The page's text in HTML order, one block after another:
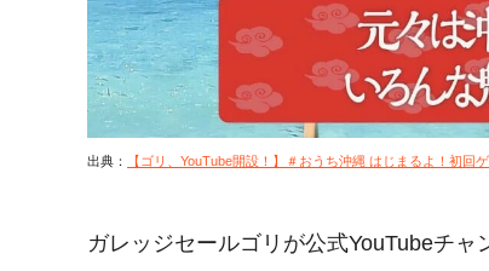
出典： 【ゴリ、YouTube開設！】＃おうち沖縄 はじまるよ！初回
ガレッジセールゴリが公式YouTubeチ